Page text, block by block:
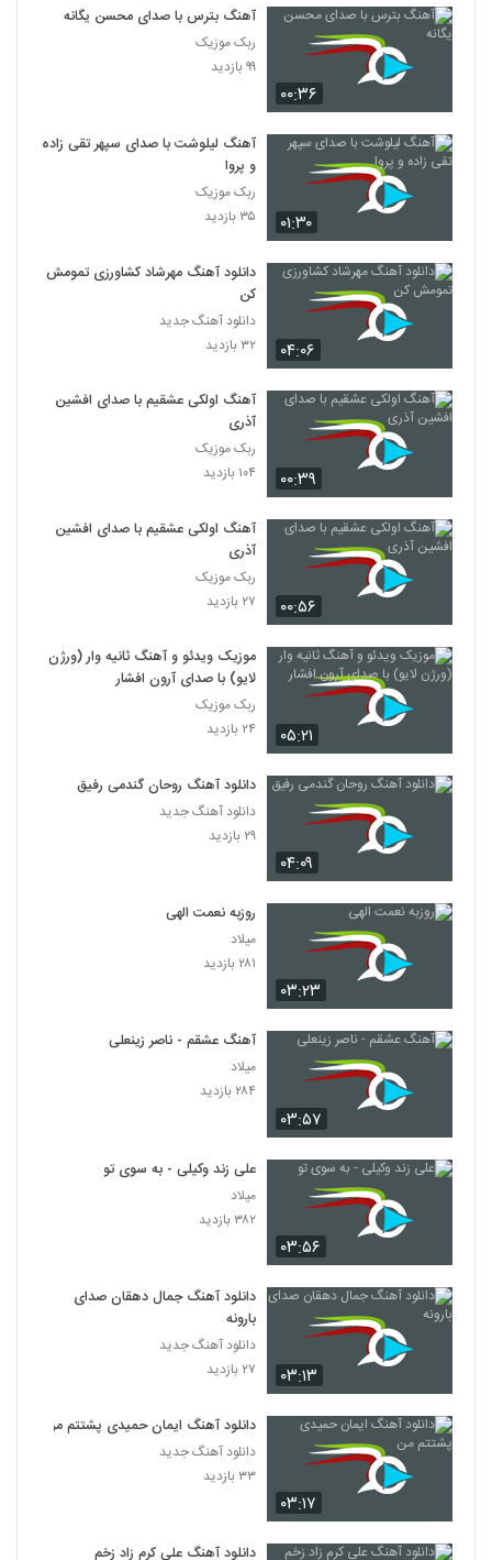
۰۰:۳۶
آهنگ بترس با صدای محسن یگانه
ربک موزیک
۹۹ بازدید
۰۱:۳۰
آهنگ لیلوشت با صدای سپهر تقی زاده
و پروا
ربک موزیک
۳۵ بازدید
۰۴:۰۶
دانلود آهنگ مهرشاد کشاورزی تمومش
کن
دانلود آهنگ جدید
۳۲ بازدید
۰۰:۳۹
آهنگ اولکی عشقیم با صدای افشین
آذری
ربک موزیک
۱۰۴ بازدید
۰۰:۵۶
آهنگ اولکی عشقیم با صدای افشین
آذری
ربک موزیک
۲۷ بازدید
۰۵:۲۱
موزیک ویدئو و آهنگ ثانیه وار (ورژن
لایو) با صدای آرون افشار
ربک موزیک
۲۴ بازدید
۰۴:۰۹
دانلود آهنگ روحان گندمی رفیق
دانلود آهنگ جدید
۲۹ بازدید
۰۳:۲۳
روزبه نعمت الهی
میلاد
۲۸۱ بازدید
۰۳:۵۷
آهنگ عشقم - ناصر زینعلی
میلاد
۲۸۴ بازدید
۰۳:۵۶
علی زند وکیلی - به سوی تو
میلاد
۳۸۲ بازدید
۰۳:۱۳
دانلود آهنگ جمال دهقان صدای
بارونه
دانلود آهنگ جدید
۲۷ بازدید
۰۳:۱۷
دانلود آهنگ ایمان حمیدی پشتتم من
دانلود آهنگ جدید
۳۳ بازدید
دانلود آهنگ علی کرم زاد زخم